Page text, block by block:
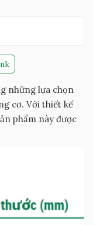
những lựa chọn
cơ. Với thiết kế
phẩm này được